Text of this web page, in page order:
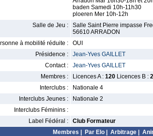
baden Samedi 10h-11h30
ploeren Mer 10h-12h
Salle de Jeu :
Salle Saint Pierre impasse
56610 ARRADON
à mobilité réduite :
OUI
Présidence :
Jean-Yves GAILLET
Contact :
Jean-Yves GAILLET
Membres :
Licences A : 120 Licences B :
Interclubs :
Nationale 4
Interclubs Jeunes :
Nationale 2
Interclubs Féminins :
Label Fédéral :
Club Formateur
Membres
Par Elo Arbitrage